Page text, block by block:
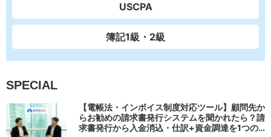
USCPA
簿記1級・2級
SPECIAL
【電帳法・インボイス制度対応ツール】顧問先か
らお勧めの請求書発行システムを聞かれたら？請
求書発行から入金消込・仕訳+資金調達を1つの